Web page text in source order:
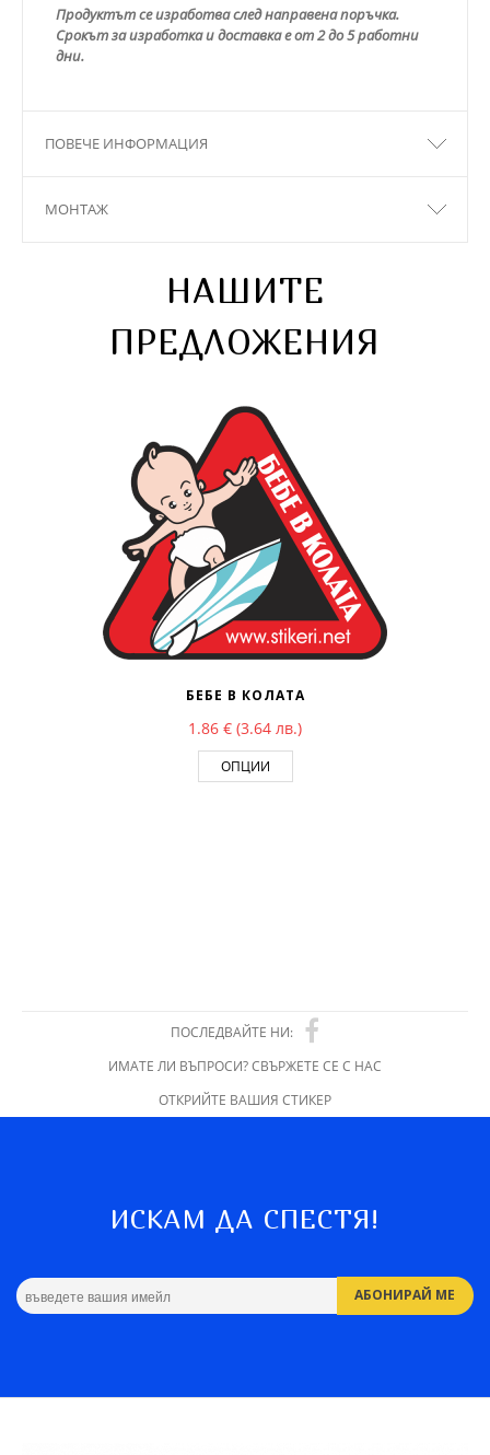
Продуктът се изработва след направена поръчка.
Срокът за изработка и доставка е от 2 до 5 работни
дни.
ПОВЕЧЕ ИНФОРМАЦИЯ
МОНТАЖ
НАШИТЕ
ПРЕДЛОЖЕНИЯ
БЕБЕ В КОЛАТА
1.86 € (3.64 лв.)
ОПЦИИ
ПОСЛЕДВАЙТЕ НИ:
ИМАТЕ ЛИ ВЪПРОСИ? СВЪРЖЕТЕ СЕ С НАС
ОТКРИЙТЕ ВАШИЯ СТИКЕР
ИСКАМ ДА СПЕСТЯ!